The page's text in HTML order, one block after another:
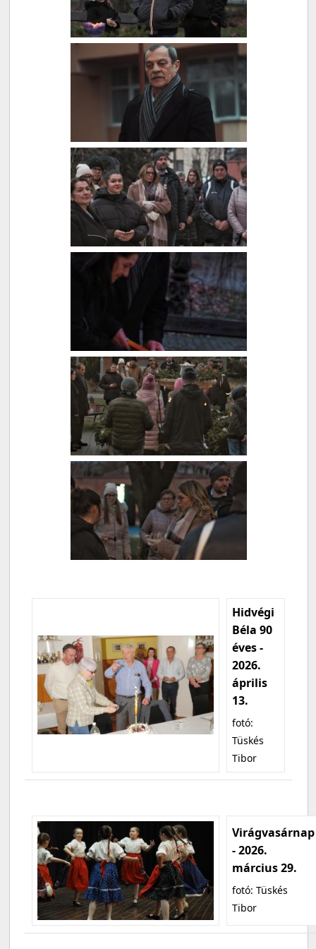
Hidvégi
Béla 90
éves -
2026.
április
13.
fotó:
Tüskés
Tibor
Virágvasárnap
- 2026.
március 29.
fotó: Tüskés
Tibor